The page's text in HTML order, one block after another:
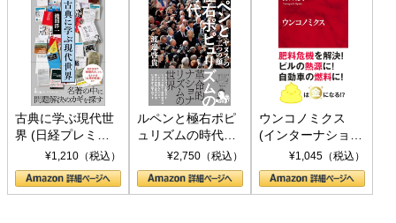
古典に学ぶ現代世
界 (日経プレミア
シリーズ)¥1,210（税込）
ルペンと極右ポピ
ュリズムの時代：
〈ヤヌス〉の二つ
の顔
¥2,750（税込）
ウンコノミクス
(インターナショナ
ル新書)¥1,045（税込）